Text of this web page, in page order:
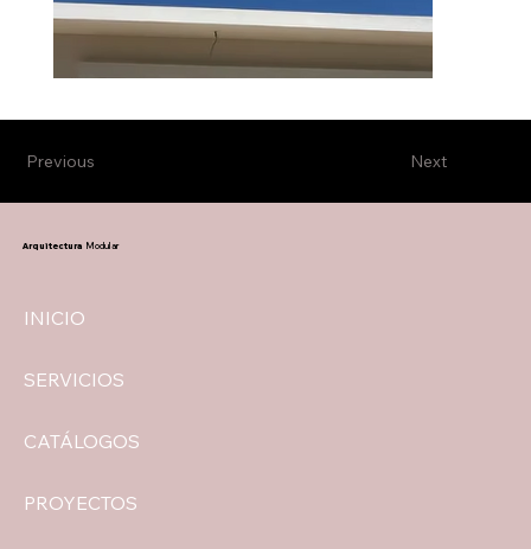
Next
Previous
INICIO
SERVICIOS
CATÁLOGOS
PROYECTOS
Arquitectura Modular